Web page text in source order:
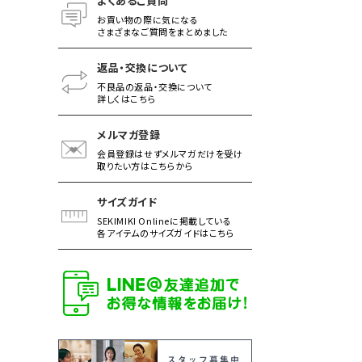
お買い物の際に気になる
さまざまなご質問をまとめました
返品・交換について
不良品の返品・交換について
詳しくはこちら
メルマガ登録
会員登録はせずメルマガだけを受け
取りたい方はこちらから
サイズガイド
SEKIMIKI Onlineに掲載している
各アイテムのサイズガイドはこちら